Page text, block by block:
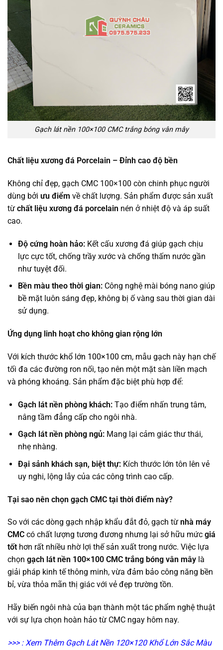
Gạch lát nền 100×100 CMC trắng bóng vân mây
Chất liệu xương đá Porcelain – Đỉnh cao độ bền
Không chỉ đẹp, gạch CMC 100×100 còn chinh phục người
dùng bởi ưu điểm về chất lượng. Sản phẩm được sản xuất
từ chất liệu xương đá porcelain nén ở nhiệt độ và áp suất
cao.
Độ cứng hoàn hảo:Kết cấu xương đá giúp gạch chịu
lực cực tốt, chống trầy xước và chống thấm nước gần
như tuyệt đối.
Bền màu theo thời gian:Công nghệ mài bóng nano giúp
bề mặt luôn sáng đẹp, không bị ố vàng sau thời gian dài
sử dụng.
Ứng dụng linh hoạt cho không gian rộng lớn
Với kích thước khổ lớn 100×100 cm, mẫu gạch này hạn chế
tối đa các đường ron nối, tạo nên một mặt sàn liền mạch
và phóng khoáng. Sản phẩm đặc biệt phù hợp để:
Gạch lát nền phòng khách:Tạo điểm nhấn trung tâm,
nâng tầm đẳng cấp cho ngôi nhà.
Gạch lát nền phòng ngủ:Mang lại cảm giác thư thái,
nhẹ nhàng.
Đại sảnh khách sạn, biệt thự:Kích thước lớn tôn lên vẻ
uy nghi, lộng lẫy của các công trình cao cấp.
Tại sao nên chọn gạch CMC tại thời điểm này?
So với các dòng gạch nhập khẩu đắt đỏ, gạch từ nhà máy
CMC có chất lượng tương đương nhưng lại sở hữu mức giá
tốt hơn rất nhiều nhờ lợi thế sản xuất trong nước. Việc lựa
chọn gạch lát nền 100×100 CMC trắng bóng vân mây là
giải pháp kinh tế thông minh, vừa đảm bảo công năng bền
bỉ, vừa thỏa mãn thị giác với vẻ đẹp trường tồn.
Hãy biến ngôi nhà của bạn thành một tác phẩm nghệ thuật
với sự lựa chọn hoàn hảo từ CMC ngay hôm nay.
>>> : Xem Thêm Gạch Lát Nền 120×120 Khổ Lớn Sắc Màu